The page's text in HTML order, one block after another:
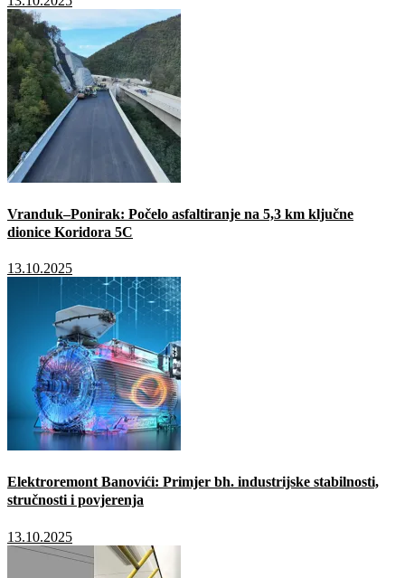
Vranduk–Ponirak: Počelo asfaltiranje na 5,3 km ključne
dionice Koridora 5C
13.10.2025
Elektroremont Banovići: Primjer bh. industrijske stabilnosti,
stručnosti i povjerenja
13.10.2025